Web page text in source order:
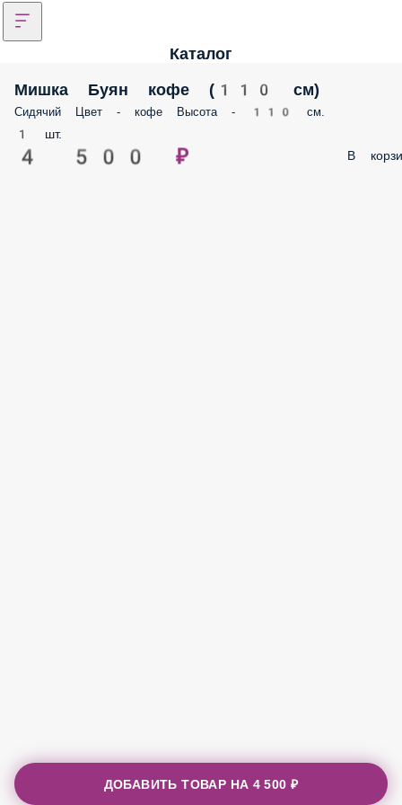
Каталог
Мишка Буян кофе (110 см)
Сидячий Цвет - кофе Высота - 110 см.
1 шт.
4 500 ₽ В
ДОБАВИТЬ ТОВАР НА 4 500 ₽